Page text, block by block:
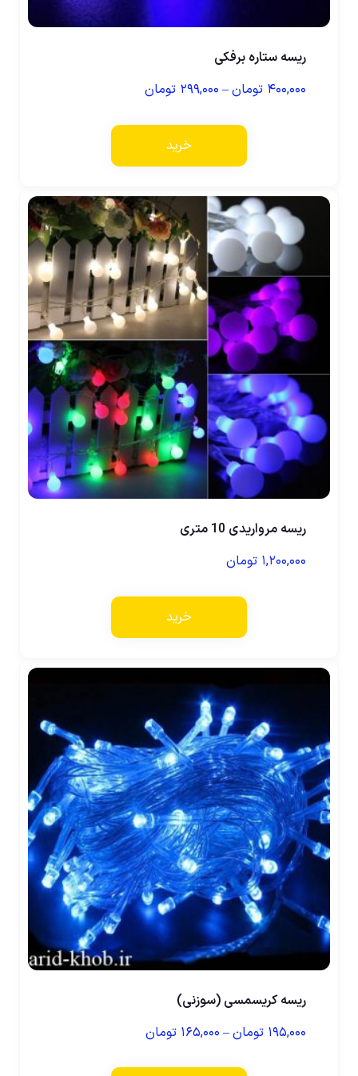
ریسه ستاره برفکی
۴۰۰,۰۰۰ تومان– ۲۹۹,۰۰۰ تومان
خرید
ریسه مرواریدی 10 متری
۱,۲۰۰,۰۰۰ تومان
خرید
ریسه کریسمسی (سوزنی)
۱۹۵,۰۰۰ تومان– ۱۶۵,۰۰۰ تومان